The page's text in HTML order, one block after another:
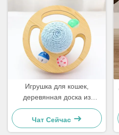
Игрушка для кошек,
деревянная доска из
сизаля для маленьких
собак и кошек. Просто и
практично.
Чат Сейчас